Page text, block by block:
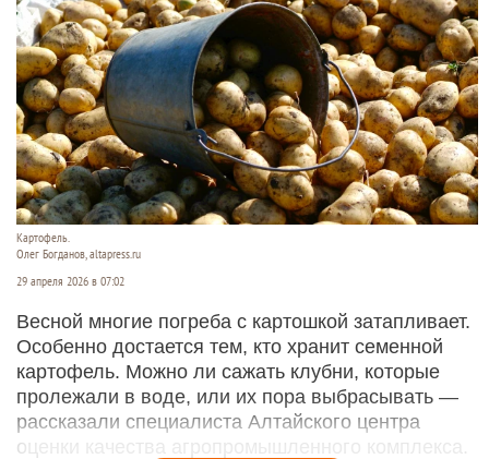
Картофель.
Олег Богданов, altapress.ru
29 апреля 2026 в 07:02
Весной многие погреба с картошкой затапливает.
Особенно достается тем, кто хранит семенной
картофель. Можно ли сажать клубни, которые
пролежали в воде, или их пора выбрасывать —
рассказали специалиста Алтайского центра
оценки качества агропромышленного комплекса.